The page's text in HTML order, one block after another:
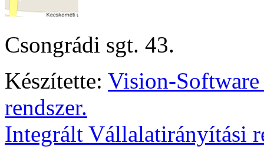
Csongrádi sgt. 43.
Készítette: Vision-
rendszer.
Integrált Vállalatirányítási